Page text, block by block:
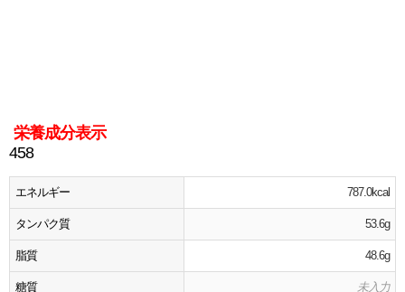
栄養成分表示
458
エネルギー 787.0kcal
タンパク質 53.6g
脂質 48.6g
糖質 未入力